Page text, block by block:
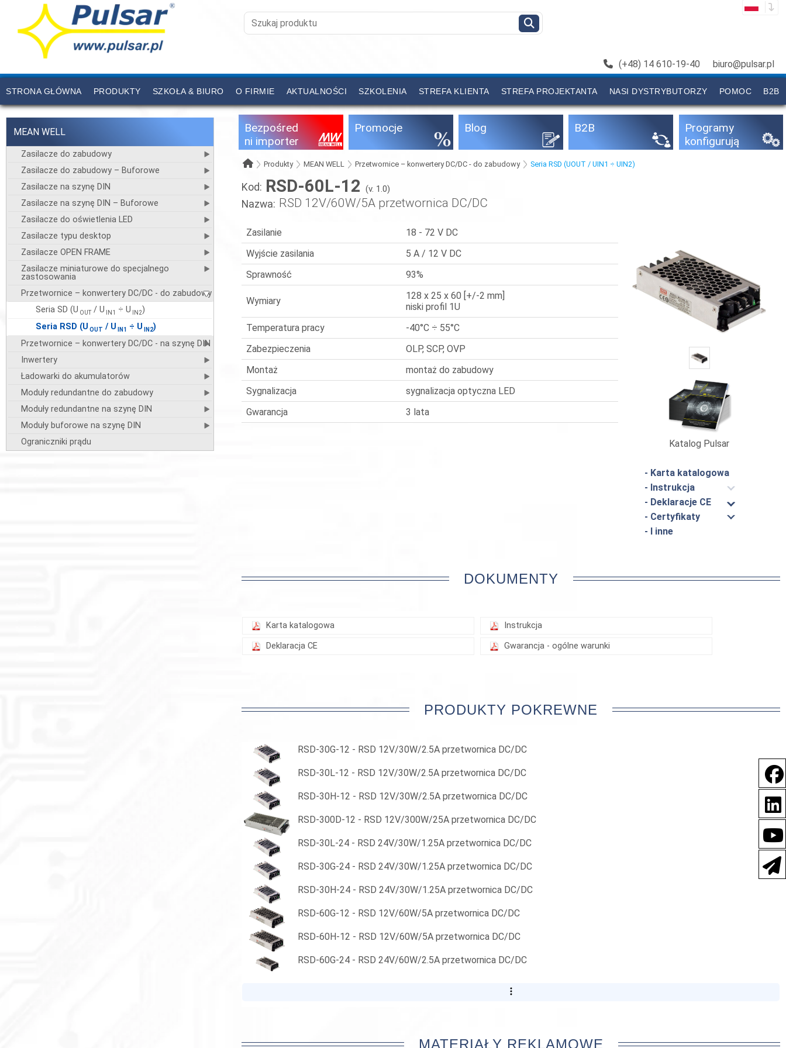
(+48) 14 610-19-40 biuro@pulsar.pl
STRONA GŁÓWNA PRODUKTY SZKOŁA & BIURO O FIRMIE AKTUALNOŚCI SZKOLENIA STREFA KLIENTA STREFA PROJEKTANTA NASI DYSTRYBUTORZY POMOC B2B
CENNIK KONTAKT
MEAN WELL
Zasilacze do zabudowy
Zasilacze do zabudowy – Buforowe
Zasilacze na szynę DIN
Zasilacze na szynę DIN – Buforowe
Zasilacze do oświetlenia LED
Zasilacze typu desktop
Zasilacze OPEN FRAME
Zasilacze miniaturowe do specjalnego
zastosowania
Przetwornice – konwertery DC/DC - do zabudowy
Seria SD (U OUT/ U IN1 ÷ U IN2)
Seria RSD (U OUT / U IN1 ÷ U IN2)
Przetwornice – konwertery DC/DC - na szynę DIN
Inwertery
Ładowarki do akumulatorów
Moduły redundantne do zabudowy
Moduły redundantne na szynę DIN
Moduły buforowe na szynę DIN
Ograniczniki prądu
Bezpośred
ni importer
Promocje Blog B2B
Programy
konfigurują
Produkty MEAN WELL Przetwornice – konwertery DC/DC - do zabudowy Seria RSD (UOUT / UIN1 ÷ UIN2)
Kod: RSD-60L-12 (v. 1.0)
Nazwa: RSD 12V/60W/5A przetwornica DC/DC
Zasilanie
18 - 72 V DC
Wyjście zasilania
5 A / 12 V DC
Sprawność
93%
Wymiary
128 x 25 x 60 [+/-2 mm]
niski profil 1U
Temperatura pracy
-40°C ÷ 55°C
Zabezpieczenia
OLP, SCP, OVP
Montaż
montaż do zabudowy
Sygnalizacja
sygnalizacja optyczna LED
Gwarancja
3 lata
Katalog Pulsar
- Karta katalogowa
- Instrukcja
- Deklaracje CE
- Certyfikaty
- I inne
DOKUMENTY
Karta katalogowa Instrukcja
Deklaracja CE Gwarancja - ogólne warunki
PRODUKTY POKREWNE
RSD-30G-12 - RSD 12V/30W/2.5A przetwornica DC/DC
RSD-30L-12 - RSD 12V/30W/2.5A przetwornica DC/DC
RSD-30H-12 - RSD 12V/30W/2.5A przetwornica DC/DC
RSD-300D-12 - RSD 12V/300W/25A przetwornica DC/DC
RSD-30L-24 - RSD 24V/30W/1.25A przetwornica DC/DC
RSD-30G-24 - RSD 24V/30W/1.25A przetwornica DC/DC
RSD-30H-24 - RSD 24V/30W/1.25A przetwornica DC/DC
RSD-60G-12 - RSD 12V/60W/5A przetwornica DC/DC
RSD-60H-12 - RSD 12V/60W/5A przetwornica DC/DC
RSD-60G-24 - RSD 24V/60W/2.5A przetwornica DC/DC
MATERIAŁY REKLAMOWE